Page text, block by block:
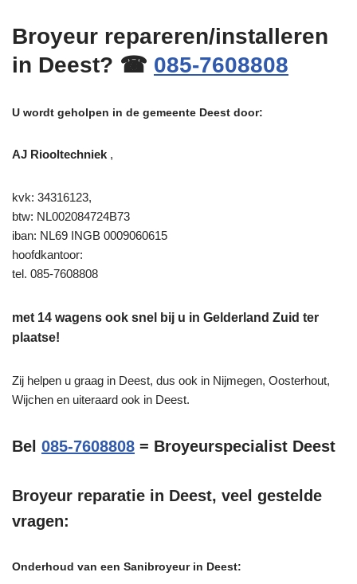
Broyeur repareren/installeren
in Deest? ☎ 085-7608808
U wordt geholpen in de gemeente Deest door:
AJ Riooltechniek ,
kvk: 34316123,
btw: NL002084724B73
iban: NL69 INGB 0009060615
hoofdkantoor:
tel. 085-7608808
met 14 wagens ook snel bij u in Gelderland Zuid ter
plaatse!
Zij helpen u graag in Deest, dus ook in Nijmegen, Oosterhout,
Wijchen en uiteraard ook in Deest.
Bel 085-7608808 = Broyeurspecialist Deest
Broyeur reparatie in Deest, veel gestelde
vragen:
Onderhoud van een Sanibroyeur in Deest: